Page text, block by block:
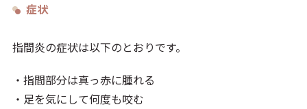
症状
指間炎の症状は以下のとおりです。
・指間部分は真っ赤に腫れる
・足を気にして何度も咬む